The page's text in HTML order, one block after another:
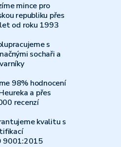
mince pro
republiku přes
od roku 1993
s
sochaři a
98% hodnocení
a přes
recenzí
kvalitu s
9001:2015